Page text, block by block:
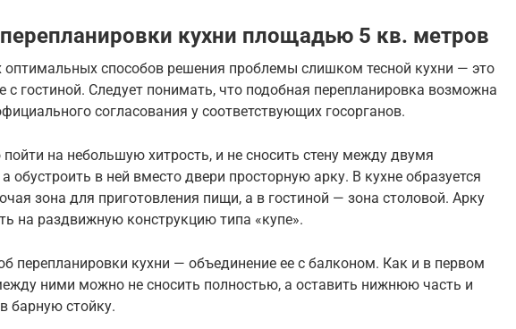
кухни площадью 5 кв. метров
способов решения проблемы слишком тесной кухни — это
с гостиной. Следует понимать, что подобная перепланировка возможна
согласования у соответствующих госорганов.
на небольшую хитрость, и не сносить стену между двумя
обустроить в ней вместо двери просторную арку. В кухне образуется
зона для приготовления пищи, а в гостиной — зона столовой. Арку
на раздвижную конструкцию типа «купе».
перепланировки кухни — объединение ее с балконом. Как и в первом
ними можно не сносить полностью, а оставить нижнюю часть и
барную стойку.